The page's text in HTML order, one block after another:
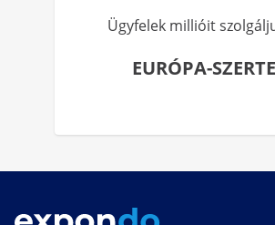
Ügyfelek millióit
EURÓPA-SZERTE